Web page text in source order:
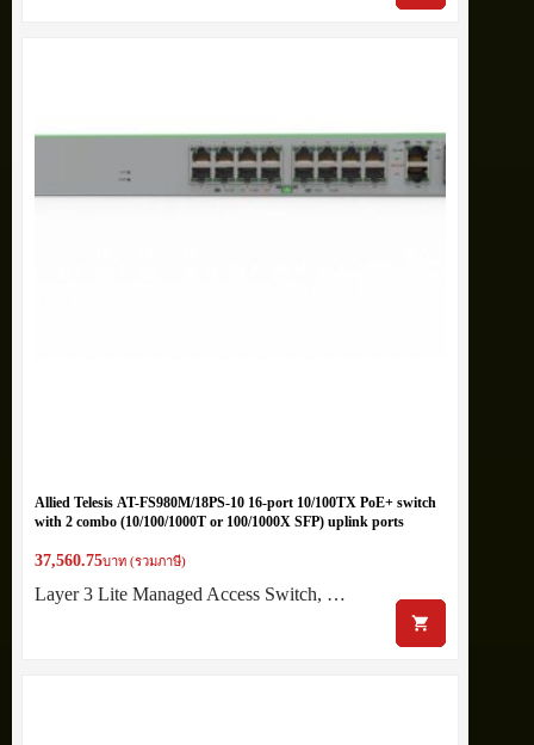
Allied Telesis AT-FS980M/18PS-10 16-port 10/100TX PoE+ switch
with 2 combo (10/100/1000T or 100/1000X SFP) uplink ports
37,560.75บาท (รวมภาษี)
Layer 3 Lite Managed Access Switch, …